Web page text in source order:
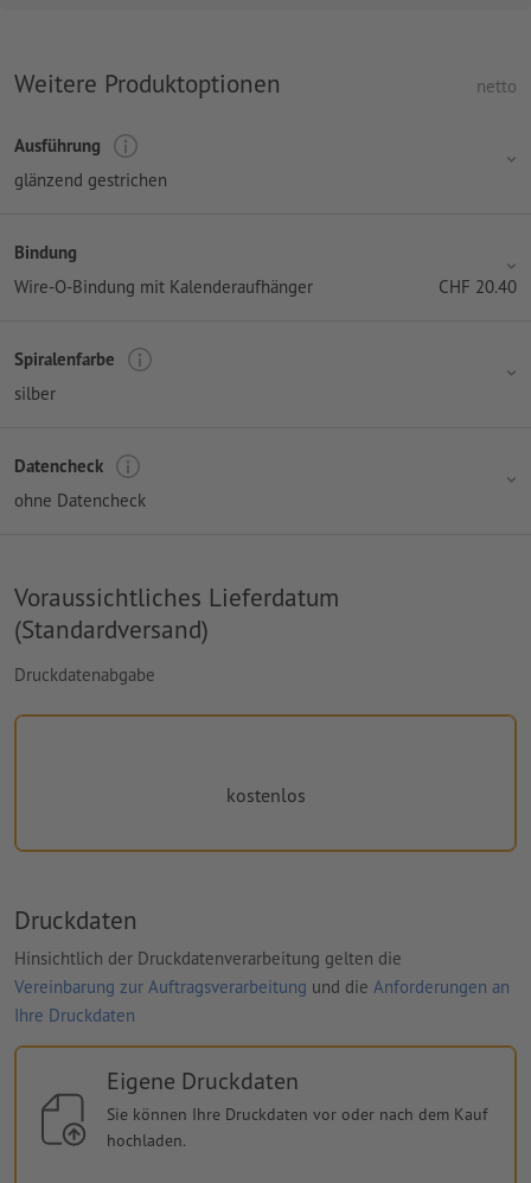
Weitere Produktoptionen netto
Ausführung
glänzend gestrichen
Bindung
Wire-O-Bindung mit Kalenderaufhänger
CHF 20.40
Spiralenfarbe
silber
Datencheck
ohne Datencheck
Voraussichtliches Lieferdatum
(Standardversand)
Druckdatenabgabe
kostenlos
Druckdaten
Hinsichtlich der Druckdatenverarbeitung gelten die
Vereinbarung zur Auftragsverarbeitung und die Anforderungen an
Ihre Druckdaten
Eigene Druckdaten
Sie können Ihre Druckdaten vor oder nach dem Kauf
hochladen.